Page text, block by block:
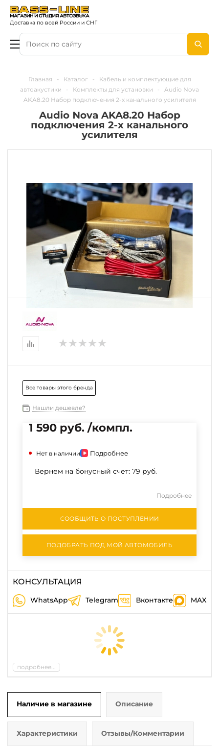
Доставка по всей России и СНГ
Главная - Каталог -
Кабель и комплектующие для
автоакустики
- Комплекты для установки -
Audio Nova
AKA8.20 Набор подключения 2-х канального усилителя
Audio Nova AKA8.20 Набор
подключения 2-х канального
усилителя
Все товары этого бренда
Нашли дешевле?
1 590 руб. /компл.
Нет в наличии Подробнее
Вернем на бонусный счет: 79 руб.
Подробнее
СООБЩИТЬ О ПОСТУПЛЕНИИ
ПОДОБРАТЬ ПОД МОЙ АВТОМОБИЛЬ
КОНСУЛЬТАЦИЯ
WhatsApp Telegram Вконтакте MAX
подробнее...
Наличие в магазине Описание
Характеристики Отзывы/Комментарии